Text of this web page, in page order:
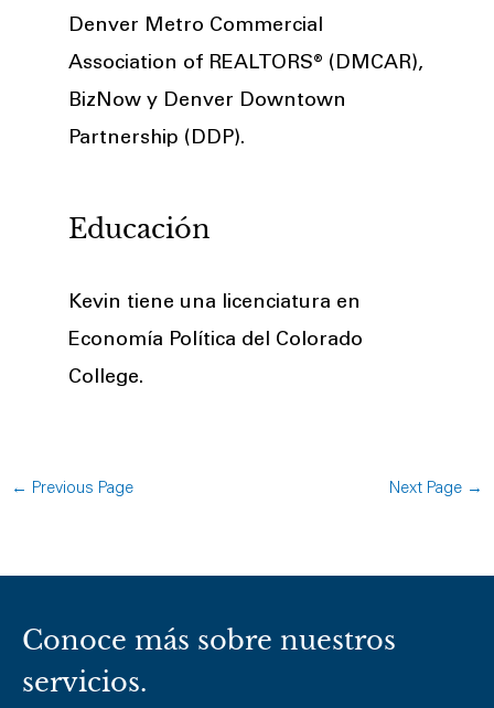
Denver Metro Commercial
Association of REALTORS® (DMCAR),
BizNow y Denver Downtown
Partnership (DDP).
Educación
Kevin tiene una licenciatura en
Economía Política del Colorado
College.
← Previous Page Next Page →
Conoce más sobre nuestros
servicios.